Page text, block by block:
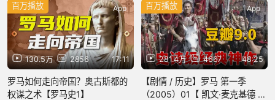
130.5万 2856 17:11
百万播放 App
罗马如何走向帝国？奥古斯都的
权谋之术【罗马史1】
281.4万 4667 48:25
百万播放 App
【剧情 / 历史】罗马 第一季
（2005）01【 凯文·麦克基德 /